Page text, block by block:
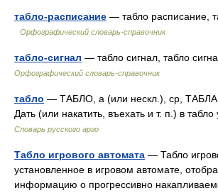
табло-расписание — табло расписание,
Орфографический словарь-справочник
табло-сигнал — табло сигнал, табло
Орфографический словарь-справочник
табло — ТАБЛО, а (или нескл.), ср,
Дать (или накатить, въехать и т. п.) в
Словарь русского арго
Табло игрового автомата — Табло
установленное в игровом автомате,
информацию о прогрессивно